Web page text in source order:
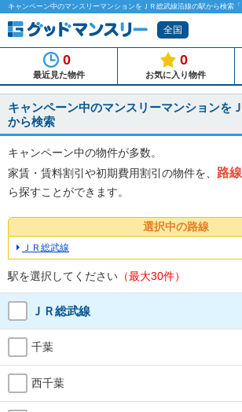
キャンペーン中のマンスリーマンションをＪＲ総武線沿線の駅から検索「
全国
0
最近見た物件
0
お気に入り物件
キャンペーン中のマンスリーマンションを
から検索
キャンペーン中の物件が多数。
家賃・賃料割引や初期費用割引の物件を、 路
ら探すことができます。
選択中の路線
ＪＲ総武線
駅を選択してください （最大30件）
ＪＲ総武線
千葉
西千葉